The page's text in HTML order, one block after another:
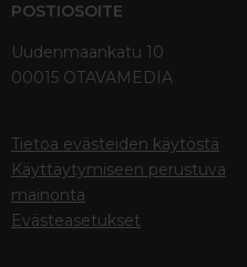
POSTIOSOITE
Uudenmaankatu 10
00015 OTAVAMEDIA
Tietoa evästeiden käytöstä
Käyttäytymiseen perustuva
mainonta
Evästeasetukset